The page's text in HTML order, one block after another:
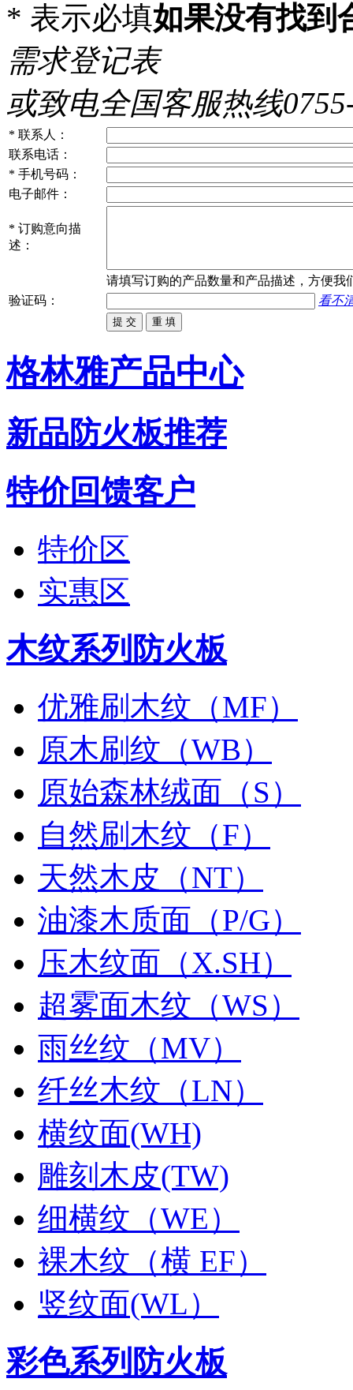
* 表示必填如果没有找到
需求登记表
或致电全国客服热线
* 联系人：
联系电话：
* 手机号码：
电子邮件：
* 订购意向描
述：
请填写订购的产品数量和产品描述，方便我
验证码：
看不
格林雅产品中心
新品防火板推荐
特价回馈客户
特价区
实惠区
木纹系列防火板
优雅刷木纹（MF）
原木刷纹（WB）
原始森林绒面（S）
自然刷木纹（F）
天然木皮（NT）
油漆木质面（P/G）
压木纹面（X.SH）
超雾面木纹（WS）
雨丝纹（MV）
纤丝木纹（LN）
横纹面(WH)
雕刻木皮(TW)
细横纹（WE）
裸木纹（横 EF）
竖纹面(WL）
彩色系列防火板